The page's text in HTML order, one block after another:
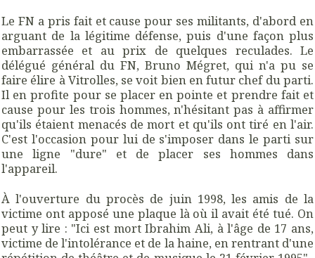
Le FN a pris fait et cause pour ses militants, d'abord en
arguant de la légitime défense, puis d'une façon plus
embarrassée et au prix de quelques reculades. Le
délégué général du FN, Bruno Mégret, qui n'a pu se
faire élire à Vitrolles, se voit bien en futur chef du parti.
Il en profite pour se placer en pointe et prendre fait et
cause pour les trois hommes, n'hésitant pas à affirmer
qu'ils étaient menacés de mort et qu'ils ont tiré en l'air.
C'est l'occasion pour lui de s'imposer dans le parti sur
une ligne "dure" et de placer ses hommes dans
l'appareil.
À l'ouverture du procès de juin 1998, les amis de la
victime ont apposé une plaque là où il avait été tué. On
peut y lire : "Ici est mort Ibrahim Ali, à l'âge de 17 ans,
victime de l'intolérance et de la haine, en rentrant d'une